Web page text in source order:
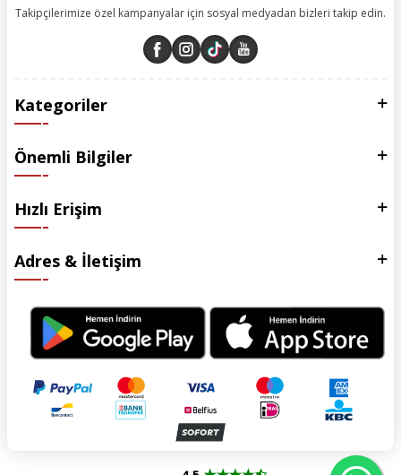
Takipçilerimize özel kampanyalar için sosyal medyadan bizleri takip edin.
Kategoriler
Önemli Bilgiler
Hızlı Erişim
Adres & İletişim